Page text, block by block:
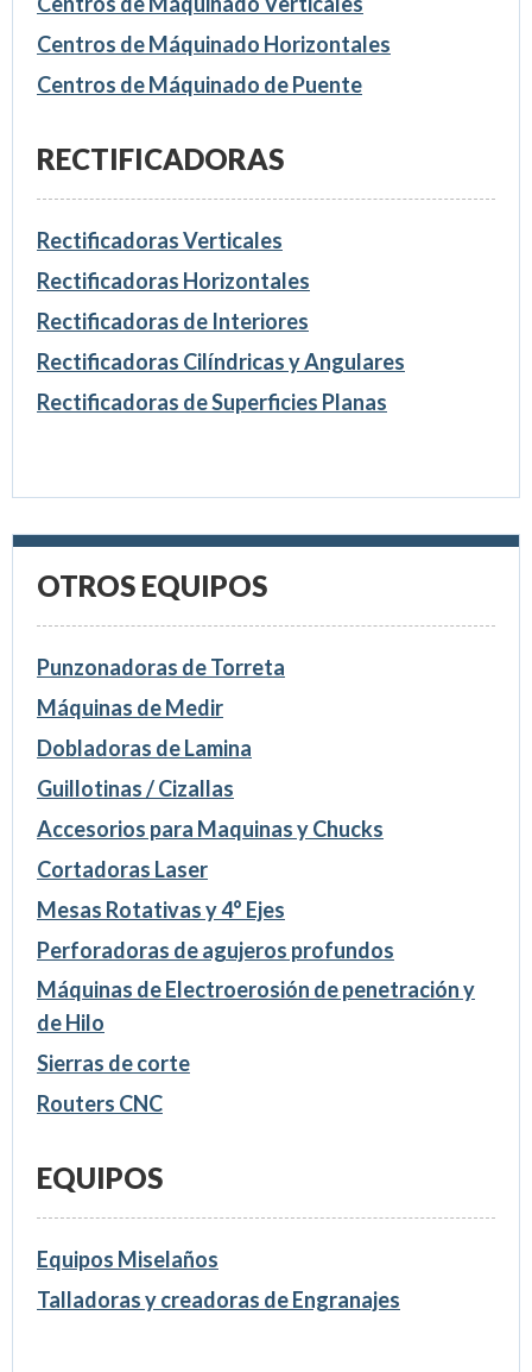
Centros de Máquinado Horizontales
Centros de Máquinado de Puente
RECTIFICADORAS
Rectificadoras Verticales
Rectificadoras Horizontales
Rectificadoras de Interiores
Rectificadoras Cilíndricas y Angulares
Rectificadoras de Superficies Planas
OTROS EQUIPOS
Punzonadoras de Torreta
Máquinas de Medir
Dobladoras de Lamina
Guillotinas / Cizallas
Accesorios para Maquinas y Chucks
Cortadoras Laser
Mesas Rotativas y 4° Ejes
Perforadoras de agujeros profundos
Máquinas de Electroerosión de penetración y
de Hilo
Sierras de corte
Routers CNC
EQUIPOS
Equipos Miselaños
Talladoras y creadoras de Engranajes